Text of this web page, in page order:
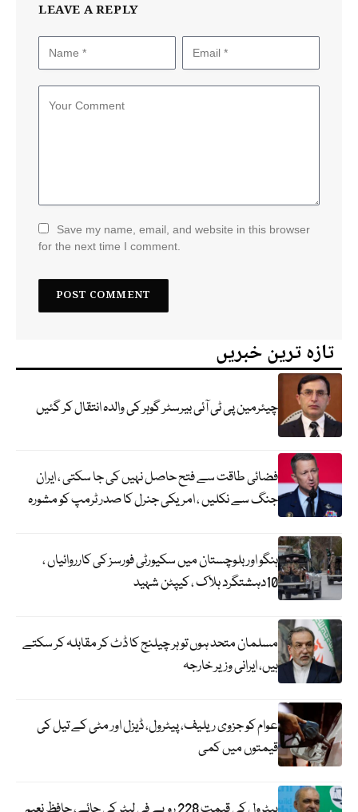
LEAVE A REPLY
Save my name, email, and website in this browser
for the next time I comment.
تازہ ترین خبریں
چیئرمین پی ٹی آئی بیرسٹر گوہر کی والدہ انتقال کر گئیں
فضائی طاقت سے فتح حاصل نہیں کی جا سکتی ، ایران
جنگ سے نکلیں ، امریکی جنرل کا صدر ٹرمپ کو مشورہ
ہنگو اور بلوچستان میں سکیورٹی فورسز کی کارروائیاں ،
10دہشتگرد ہلاک ، کیپٹن شہید
مسلمان متحد ہوں تو ہر چیلنج کا ڈٹ کر مقابلہ کر سکتے
ہیں، ایرانی وزیر خارجہ
عوام کو جزوی ریلیف، پیٹرول، ڈیزل اور مٹی کے تیل کی
قیمتوں میں کمی